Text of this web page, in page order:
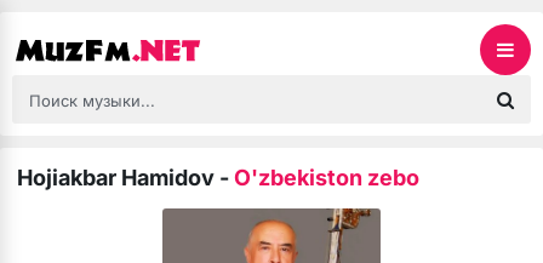
Hojiakbar Hamidov -O'zbekiston zebo